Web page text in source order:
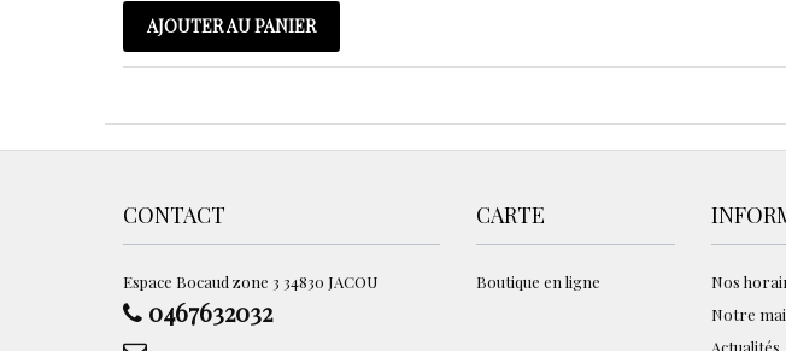
AJOUTER AU PANIER
CONTACT
Espace Bocaud zone 3 34830 JACOU
0467632032
CARTE
Boutique en ligne
Nos
Notre
Actualités